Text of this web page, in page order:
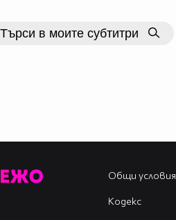
Общи условия
Кодекс